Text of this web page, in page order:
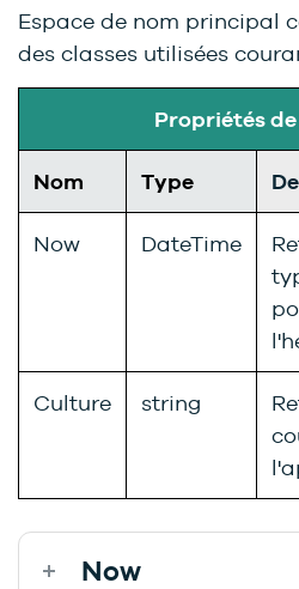
Espace de nom principal
des classes utilisées
Propriétés
Nom Type
Now DateTime
Culture string
Now